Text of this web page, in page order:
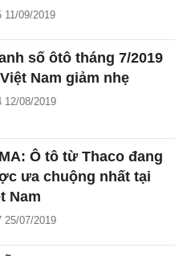
11/09/2019
số ôtô tháng 7/2019
Nam giảm nhẹ
12/08/2019
Ô tô từ Thaco đang
ưa chuộng nhất tại
Nam
25/07/2019